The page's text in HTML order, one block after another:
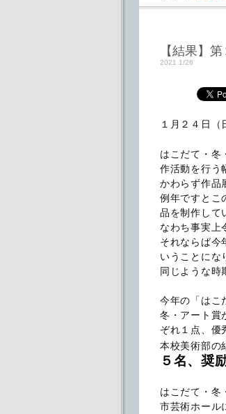
【結果】
2021 1/26
１月２４日（
はこだて・冬
作活動を行う
かわらず作品
例年ですとこ
品を制作して
なわち事実上
それならば今
いうことにな
同じような時
今年の「はこ
冬・アート賞
ぞれ１点、優
本校美術部の
５名、奨
はこだて・冬
市芸術ホール